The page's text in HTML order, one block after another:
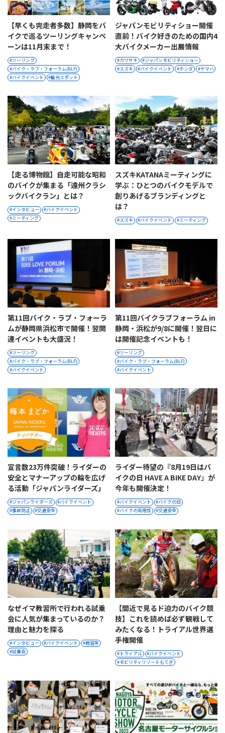
【早くも完走者多数】静岡をバ
イクで巡るツーリングキャンペ
ーンは11月末まで！
ツーリング
バイク・ラブ・フォーラム(BLF)
バイクイベント
観光スポット
ジャパンモビリティショー開催
直前！バイク好きのための国内4
大バイクメーカー出展情報
カワサキ
ジャパンモビリティショー
スズキ
バイクイベント ホンダ ヤマハ
【走る博物館】自走可能な昭和
のバイクが集まる「遠州クラシ
ックバイクラン」とは？
インタビュー
バイクイベント
ミーティング
スズキKATANAミーティングに
学ぶ：ひとつのバイクモデルで
創りあげるブランディングと
は？
スズキ バイクイベント ミーティング
第11回バイク・ラブ・フォーラ
ムが静岡県浜松市で開催！翌関
連イベントも大盛況！
ツーリング
バイク・ラブ・フォーラム(BLF)
バイクイベント
第11回バイクラブフォーラム in
静岡・浜松が9/8に開催！翌日に
は開催記念イベントも！
ツーリング
バイク・ラブ・フォーラム(BLF)
バイクイベント
宣言数23万件突破！ライダーの
安全とマナーアップの輪を広げ
る活動「ジャパンライダーズ」
ジャパンライダーズ
バイクイベント
事故防止
交通安全
ライダー待望の『8月19日はバ
イクの日 HAVE A BIKE DAY』が
今年も開催決定！
バイクイベント
バイクの日
バイクの有用性
交通安全
なぜイマ教習所で行われる試乗
会に人気が集まっているのか？
理由と魅力を探る
インタビュー バイクイベント
教習所
試乗会
【間近で見るド迫力のバイク競
技】これを読めば必ず観戦して
みたくなる！トライアル世界選
手権開催
トライアル
バイクイベント
モビリティリゾートもてぎ